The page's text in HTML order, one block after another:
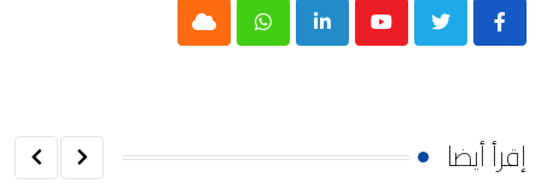
Youtube
LinkedIn
Whatsapp
Cloud
إقرأ أيضا